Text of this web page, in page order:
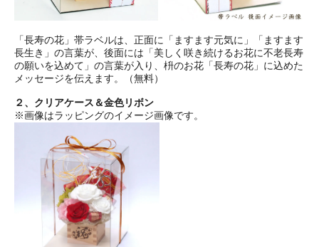
「長寿の花」帯ラベルは、正面に「ますます元気に」「ますます
長生き」の言葉が、後面には「美しく咲き続けるお花に不老長寿
の願いを込めて」の言葉が入り、枡のお花「長寿の花」に込めた
メッセージを伝えます。（無料）
２、クリアケース＆金色リボン
※画像はラッピングのイメージ画像です。